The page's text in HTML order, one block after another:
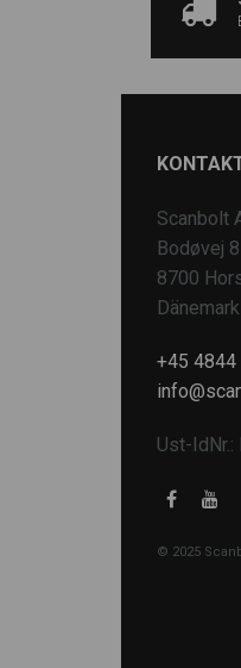
Scanbolt
Bodøvej 8
8700
Dänemark
+45 4844
Ust-IdNr.:
© 2025